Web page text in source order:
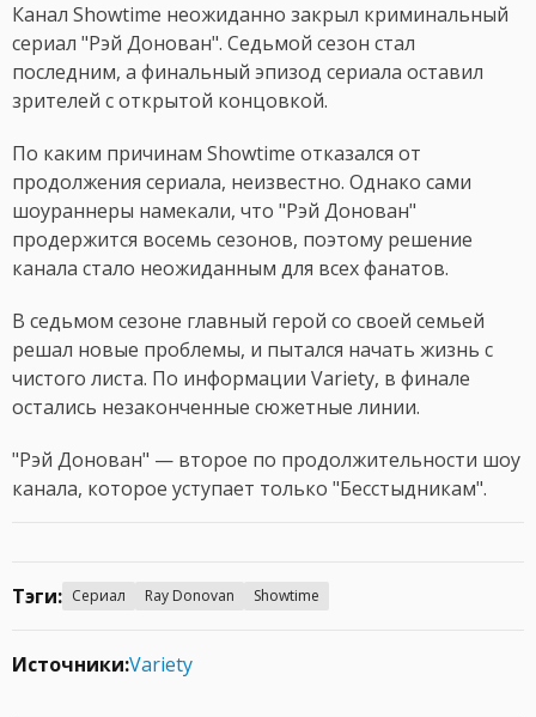
Канал Showtime неожиданно закрыл криминальный
сериал "Рэй Донован". Седьмой сезон стал
последним, а финальный эпизод сериала оставил
зрителей с открытой концовкой.
По каким причинам Showtime отказался от
продолжения сериала, неизвестно. Однако сами
шоураннеры намекали, что "Рэй Донован"
продержится восемь сезонов, поэтому решение
канала стало неожиданным для всех фанатов.
В седьмом сезоне главный герой со своей семьей
решал новые проблемы, и пытался начать жизнь с
чистого листа. По информации Variety, в финале
остались незаконченные сюжетные линии.
"Рэй Донован" — второе по продолжительности шоу
канала, которое уступает только "Бесстыдникам".
Тэги: Сериал Ray Donovan Showtime
Источники:Variety